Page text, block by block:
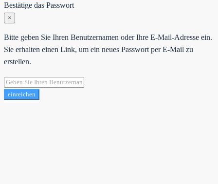
Bestätige das Passwort
×
Bitte geben Sie Ihren Benutzernamen oder Ihre E-Mail-Adresse ein.
Sie erhalten einen Link, um ein neues Passwort per E-Mail zu
erstellen.
einreichen